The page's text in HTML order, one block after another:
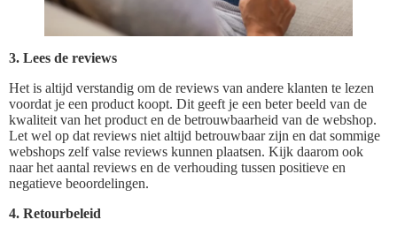
3. Lees de reviews
Het is altijd verstandig om de reviews van andere klanten te lezen
voordat je een product koopt. Dit geeft je een beter beeld van de
kwaliteit van het product en de betrouwbaarheid van de webshop.
Let wel op dat reviews niet altijd betrouwbaar zijn en dat sommige
webshops zelf valse reviews kunnen plaatsen. Kijk daarom ook
naar het aantal reviews en de verhouding tussen positieve en
negatieve beoordelingen.
4. Retourbeleid